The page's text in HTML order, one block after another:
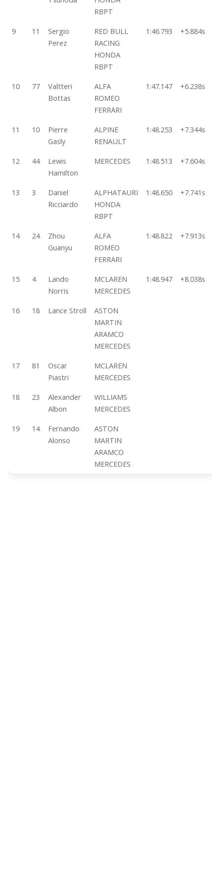
RBPT
9
11
Sergio
Perez
RED BULL
RACING
HONDA
RBPT
1:46.793 +5.884s
10 77
Valtteri
Bottas
ALFA
ROMEO
FERRARI
1:47.147 +6.238s
11 10
Pierre
Gasly
ALPINE
RENAULT
1:48.253 +7.344s
12 44
Lewis
Hamilton
MERCEDES 1:48.513 +7.604s
13 3
Daniel
Ricciardo
ALPHATAURI
HONDA
RBPT
1:48.650 +7.741s
14 24
Zhou
Guanyu
ALFA
ROMEO
FERRARI
1:48.822 +7.913s
15 4
Lando
Norris
MCLAREN
MERCEDES
1:48.947 +8.038s
16 18 Lance Stroll
ASTON
MARTIN
ARAMCO
MERCEDES
17 81
Oscar
Piastri
MCLAREN
MERCEDES
18 23
Alexander
Albon
WILLIAMS
MERCEDES
19 14
Fernando
Alonso
ASTON
MARTIN
ARAMCO
MERCEDES